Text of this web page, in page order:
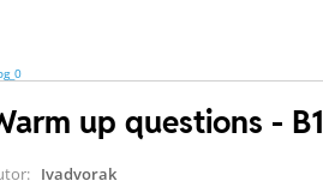
up questions - B1
Ivadvorak